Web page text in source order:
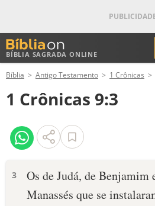
BÍBLIA SAGRADA ONLINE
ANTIGO TESTAMENTO
NOVO TESTAMENTO
VERSÍCULOS
PALAVRA DO DIA
Bíblia Antigo Testamento 1 Crônicas
1 Crônicas 9:3
3
Os de Judá, de Benjamim
Manassés que se